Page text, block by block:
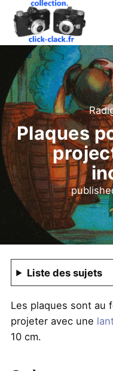
Plaques
Liste des sujets
Les plaques sont au
projeter avec une
10 cm.